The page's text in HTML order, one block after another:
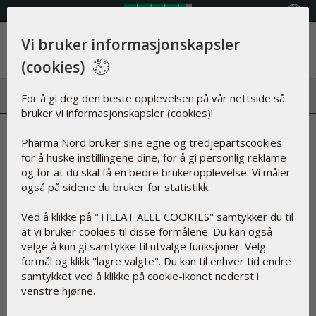
Sliter du med kalde hender og
føtter?
De fleste av oss har nok kjent på følelsen av å fryse på
hender eller føtter en eller annen gang? Det er ganske
vanlig, i hvert fall nå på vinterstid. Store og raske omslag i
temperaturen gjør oss ekstra utsatt, og når ikke ullsokker
og hansker gjør jobben, hva da?
Vi bruker informasjonskapsler
(cookies)
For å gi deg den beste opplevelsen på vår nettside så
bruker vi informasjonskapsler (cookies)!
Pharma Nord bruker sine egne og tredjepartscookies
for å huske instillingene dine, for å gi personlig reklame
og for at du skal få en bedre brukeropplevelse. Vi måler
også på sidene du bruker for statistikk.
Ved å klikke på "TILLAT ALLE COOKIES" samtykker du til
at vi bruker cookies til disse formålene. Du kan også
velge å kun gi samtykke til utvalge funksjoner. Velg
formål og klikk "lagre valgte". Du kan til enhver tid endre
samtykket ved å klikke på cookie-ikonet nederst i
venstre hjørne.